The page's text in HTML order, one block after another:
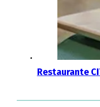
Restaurante